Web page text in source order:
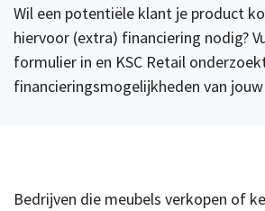
Wil een potentiële klant je product
hiervoor (extra) financiering nodig?
formulier in en KSC Retail
financieringsmogelijkheden van
Bedrijven die meubels verkopen of